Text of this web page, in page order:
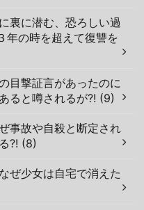
裏に潜む、恐ろしい過
年の時を超えて復讐を
目撃証言があったのに
ると噂されるが?! (9)
事故や自殺と断定され
?! (8)
ぜ少女は自宅で消えた